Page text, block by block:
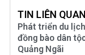
TIN LIÊN QUAN
Phát triển du
đồng bào dân
Quảng Ngãi